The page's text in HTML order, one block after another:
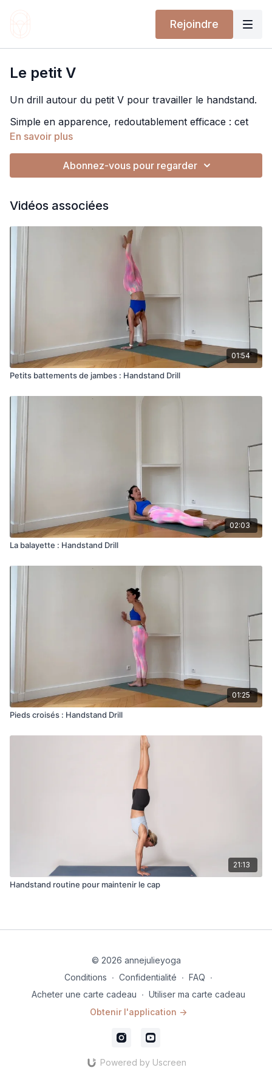
Rejoindre
Le petit V
Un drill autour du petit V pour travailler le handstand.
Simple en apparence, redoutablement efficace : cet
exercice développe le contrôle, la précision et la
conscience corporelle directement au service de
l'équilibre sur les mains.
Concret, ciblé, efficace.
En savoir plus
Abonnez-vous pour regarder
Vidéos associées
01:54
Petits battements de jambes : Handstand Drill
02:03
La balayette : Handstand Drill
01:25
Pieds croisés : Handstand Drill
21:13
Handstand routine pour maintenir le cap
© 2026 annejulieyoga
Conditions ∙ Confidentialité ∙ FAQ ∙
Acheter une carte cadeau ∙ Utiliser ma carte cadeau
Obtenir l'application ->
Powered by Uscreen